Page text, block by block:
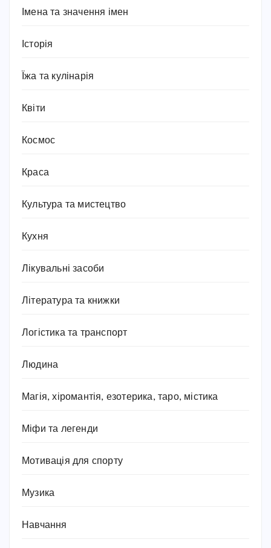
Імена та значення імен
Історія
Їжа та кулінарія
Квіти
Космос
Краса
Культура та мистецтво
Кухня
Лікувальні засоби
Література та книжки
Логістика та транспорт
Людина
Магія, хіромантія, езотерика, таро, містика
Міфи та легенди
Мотивація для спорту
Музика
Навчання